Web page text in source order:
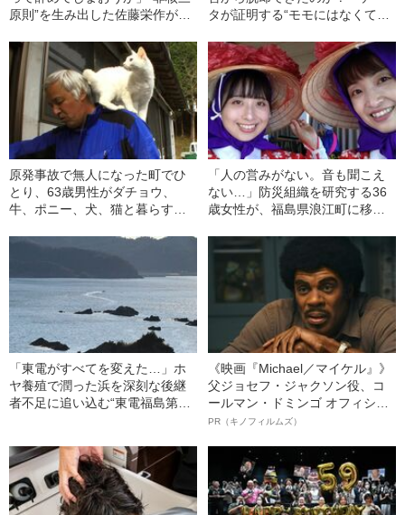
原則”を生み出した佐藤栄作が周
タが証明する“モモにはなくてピ
原発事故で無人になった町でひ
とり、63歳男性がダチョウ、
牛、ポニー、犬、猫と暮らす理
「人の営みがない。音も聞こえ
ない…」防災組織を研究する36
歳女性が、福島県浪江町に移り
「東電がすべてを変えた…」ホ
ヤ養殖で潤った浜を深刻な後継
者不足に追い込む“東電福島第一
《映画『Michael／マイケル』》
父ジョセフ・ジャクソン役、コ
ールマン・ドミンゴ オフィシャ
ルインタビュー“観客を魅了した
語る”《日本興収70億円突破》
PR（キノフィルムズ）